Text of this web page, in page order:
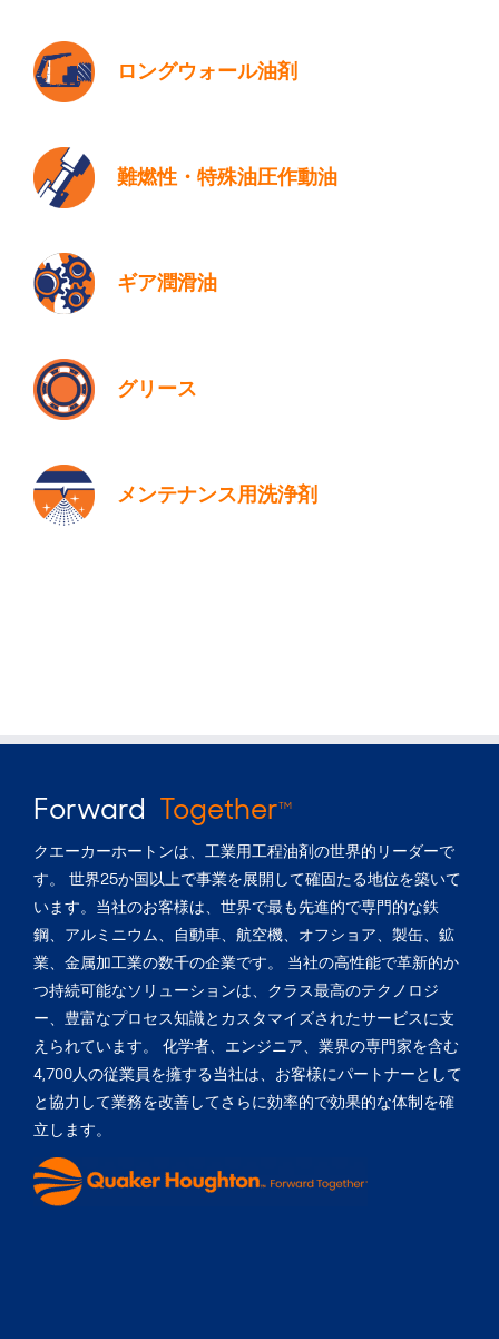
ロングウォール油剤
難燃性・特殊油圧作動油
ギア潤滑油
グリース
メンテナンス用洗浄剤
Forward TogetherTM
クエーカーホートンは、工業用工程油剤の世界的リーダーで
す。 世界25か国以上で事業を展開して確固たる地位を築いて
います。当社のお客様は、世界で最も先進的で専門的な鉄
鋼、アルミニウム、自動車、航空機、オフショア、製缶、鉱
業、金属加工業の数千の企業です。 当社の高性能で革新的か
つ持続可能なソリューションは、クラス最高のテクノロジ
ー、豊富なプロセス知識とカスタマイズされたサービスに支
えられています。 化学者、エンジニア、業界の専門家を含む
4,700人の従業員を擁する当社は、お客様にパートナーとして
と協力して業務を改善してさらに効率的で効果的な体制を確
立します。